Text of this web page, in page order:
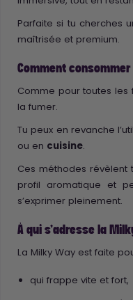
Parfaite si tu cherches
maîtrisée et premium.
Comment consommer
Comme pour toutes les
la fumer.
Tu peux en revanche
ou en cuisine.
Ces méthodes
profil aromatique et
s’exprimer pleinement.
À qui s’adresse la
La Milky Way est faite
qui frappe vite et fort,